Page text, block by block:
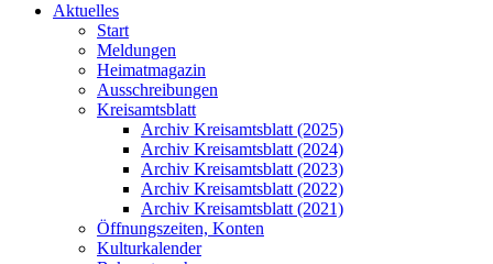
Aktuelles
Start
Meldungen
Heimatmagazin
Ausschreibungen
Kreisamtsblatt
Archiv Kreisamtsblatt (2025)
Archiv Kreisamtsblatt (2024)
Archiv Kreisamtsblatt (2023)
Archiv Kreisamtsblatt (2022)
Archiv Kreisamtsblatt (2021)
Öffnungszeiten, Konten
Kulturkalender